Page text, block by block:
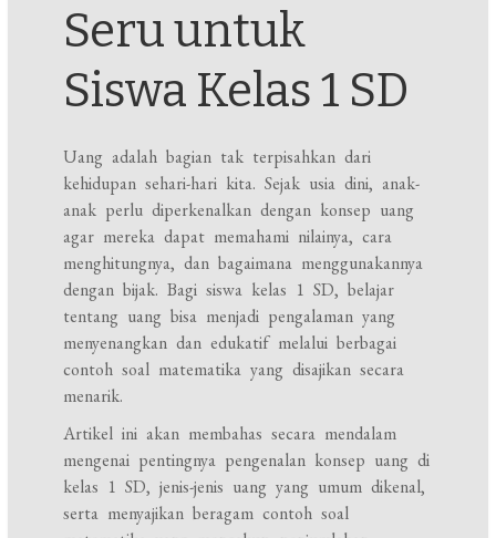
Seru untuk
Siswa Kelas 1 SD
Uang adalah bagian tak terpisahkan dari
kehidupan sehari-hari kita. Sejak usia dini, anak-
anak perlu diperkenalkan dengan konsep uang
agar mereka dapat memahami nilainya, cara
menghitungnya, dan bagaimana menggunakannya
dengan bijak. Bagi siswa kelas 1 SD, belajar
tentang uang bisa menjadi pengalaman yang
menyenangkan dan edukatif melalui berbagai
contoh soal matematika yang disajikan secara
menarik.
Artikel ini akan membahas secara mendalam
mengenai pentingnya pengenalan konsep uang di
kelas 1 SD, jenis-jenis uang yang umum dikenal,
serta menyajikan beragam contoh soal